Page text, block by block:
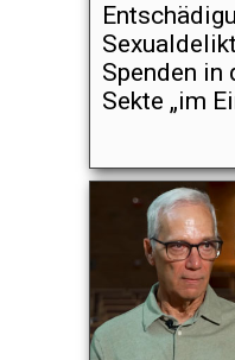
Spenden in
Sekte „im